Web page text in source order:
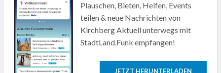
Plauschen, Bieten, Helfen, Events
teilen & neue Nachrichten von
Kirchberg Aktuell unterwegs mit
StadtLand.Funk empfangen!
JETZT HERUNTERLADEN